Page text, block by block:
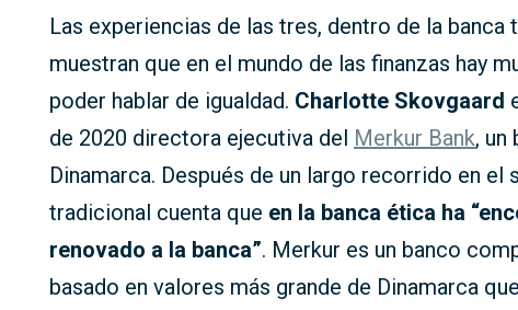
Las experiencias de las tres, dentro de la banca
muestran que en el mundo de las finanzas hay
poder hablar de igualdad. Charlotte Skovgaard
de 2020 directora ejecutiva del Merkur Bank, un
Dinamarca. Después de un largo recorrido en el
tradicional cuenta que en la banca ética ha
renovado a la banca”. Merkur es un banco
basado en valores más grande de Dinamarca